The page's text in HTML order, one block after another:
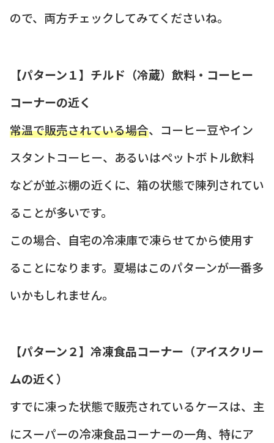
ので、両方チェックしてみてくださいね。
【パターン１】チルド（冷蔵）飲料・コーヒー
コーナーの近く
常温で販売されている場合、コーヒー豆やイン
スタントコーヒー、あるいはペットボトル飲料
などが並ぶ棚の近くに、箱の状態で陳列されてい
ることが多いです。
この場合、自宅の冷凍庫で凍らせてから使用す
ることになります。夏場はこのパターンが一番多
いかもしれません。
【パターン２】冷凍食品コーナー（アイスクリー
ムの近く）
すでに凍った状態で販売されているケースは、主
にスーパーの冷凍食品コーナーの一角、特にア